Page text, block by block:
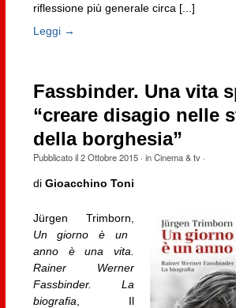
riflessione più generale circa [...]
Leggi →
Fassbinder. Una vita
“creare disagio nelle
della borghesia”
Pubblicato il2 Ottobre 2015· inCinema & tv·
di Gioacchino Toni
Jürgen Trimborn,
Un giorno è un
anno è una vita.
Rainer Werner
Fassbinder. La
biografia , Il